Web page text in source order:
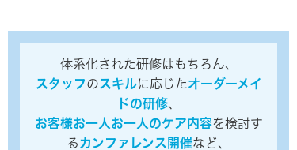
体系化された研修はもちろん、
スタッフのスキルに応じたオーダーメイ
ドの研修、
お客様お一人お一人のケア内容を検討す
るカンファレンス開催など、